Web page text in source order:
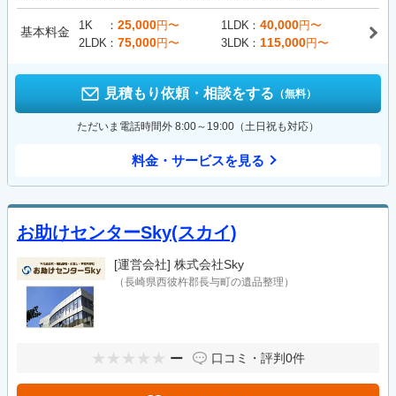
基本料金 1K 25,000円〜 1LDK 40,000円〜
2LDK
75,000円〜 3LDK 115,000円〜
見積もり依頼・相談をする （無料）
ただいま電話時間外 8:00～19:00（土日祝も対応）
料金・サービスを見る
お助けセンターSky(スカイ)
[運営会社] 株式会社Sky
（長崎県西彼杵郡長与町の遺品整理）
ー 口コミ・評判0件